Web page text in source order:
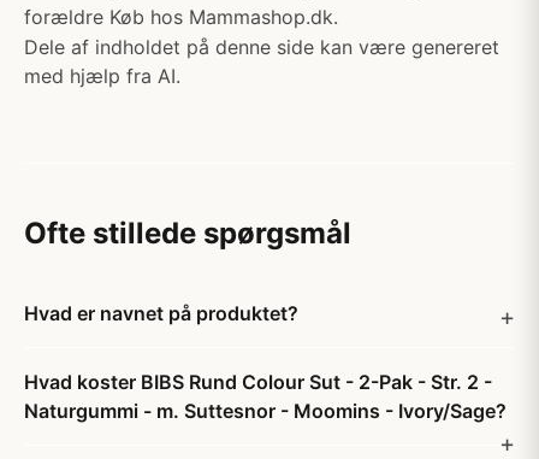
forældre Køb hos Mammashop.dk.
Dele af indholdet på denne side kan være genereret
med hjælp fra AI.
Ofte stillede spørgsmål
Hvad er navnet på produktet?
Hvad koster BIBS Rund Colour Sut - 2-Pak - Str. 2 -
Naturgummi - m. Suttesnor - Moomins - Ivory/Sage?